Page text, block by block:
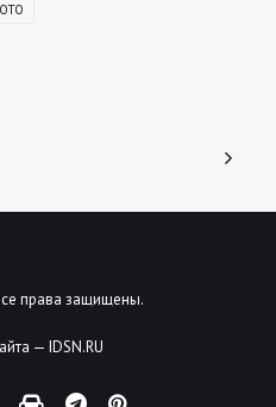
права защищены.
— IDSN.RU